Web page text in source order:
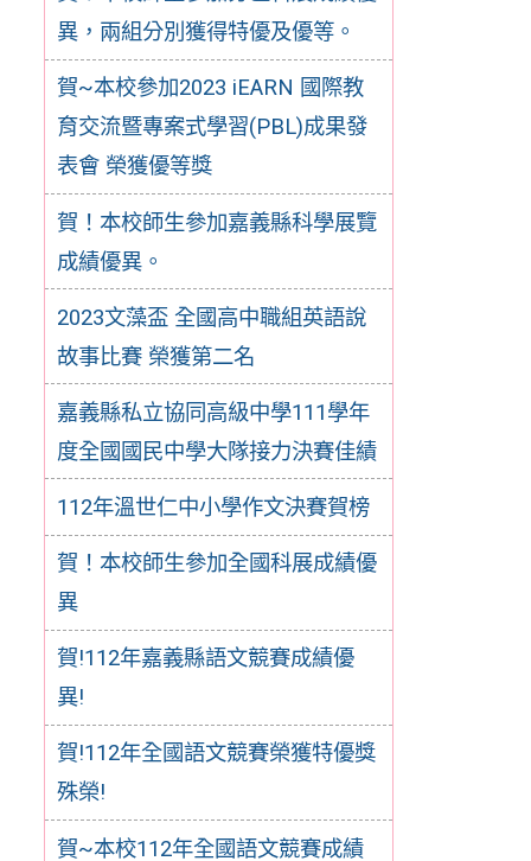
異，兩組分別獲得特優及優等。
賀~本校參加2023 iEARN 國際教
育交流暨專案式學習(PBL)成果發
表會 榮獲優等獎
賀！本校師生參加嘉義縣科學展覽
成績優異。
2023文藻盃 全國高中職組英語說
故事比賽 榮獲第二名
嘉義縣私立協同高級中學111學年
度全國國民中學大隊接力決賽佳績
112年溫世仁中小學作文決賽賀榜
賀！本校師生參加全國科展成績優
異
賀!112年嘉義縣語文競賽成績優
異!
賀!112年全國語文競賽榮獲特優獎
殊榮!
賀~本校112年全國語文競賽成績